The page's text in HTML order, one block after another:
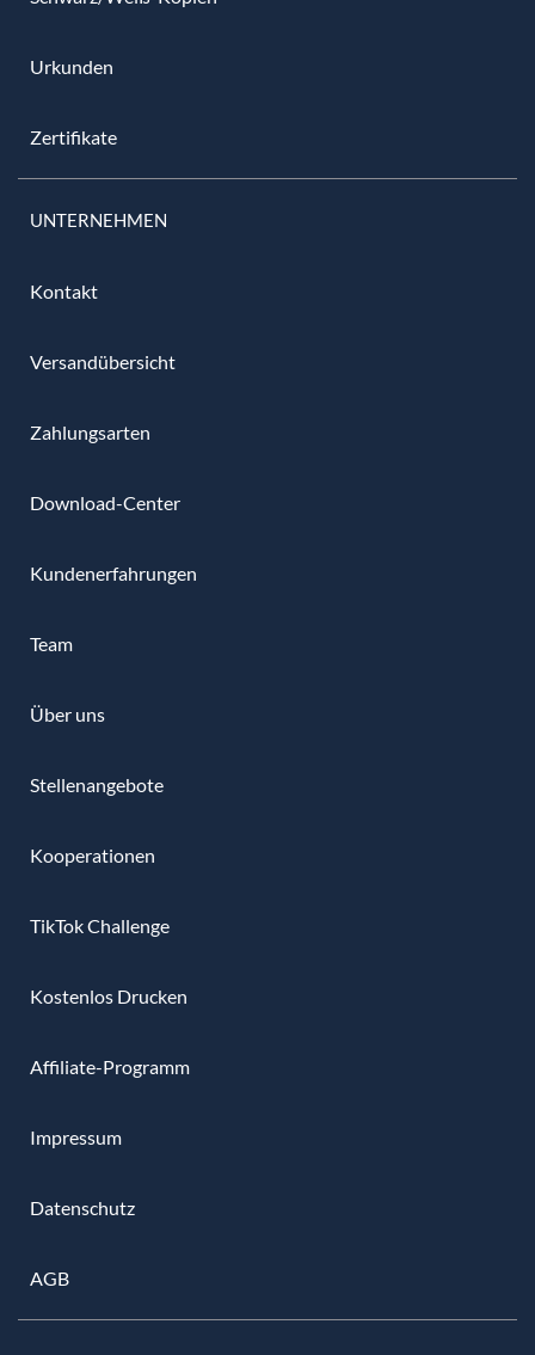
Urkunden
Zertifikate
UNTERNEHMEN
Kontakt
Versandübersicht
Zahlungsarten
Download-Center
Kundenerfahrungen
Team
Über uns
Stellenangebote
Kooperationen
TikTok Challenge
Kostenlos Drucken
Affiliate-Programm
Impressum
Datenschutz
AGB